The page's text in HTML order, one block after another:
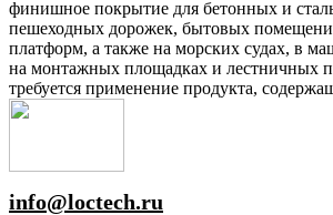
финишное покрытие для бетонных и
пешеходных дорожек, бытовых
платформ, а также на морских судах, в
на монтажных площадках и лестничных
требуется применение продукта,
info@loctech.ru